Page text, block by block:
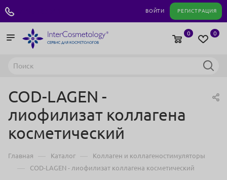
ВОЙТИ РЕГИСТРАЦИЯ
0
0
COD-LAGEN -
лиофилизат коллагена
косметический
Главная — Каталог — Коллаген и коллагеностимуляторы
— COD-LAGEN - лиофилизат коллагена косметический